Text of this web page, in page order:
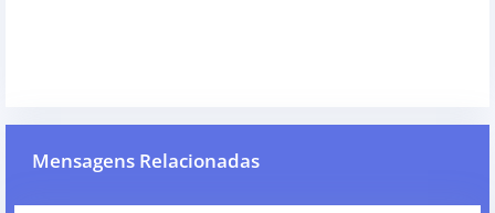
Mensagens Relacionadas